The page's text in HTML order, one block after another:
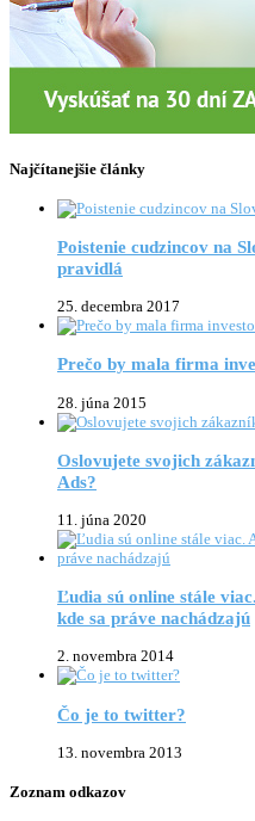
Najčítanejšie články
Poistenie cudzincov na
pravidlá
25. decembra 2017
Prečo by mala firma
28. júna 2015
Oslovujete svojich
Ads?
11. júna 2020
Ľudia sú online stále
kde sa práve nachádzajú
2. novembra 2014
Čo je to twitter?
13. novembra 2013
Zoznam odkazov